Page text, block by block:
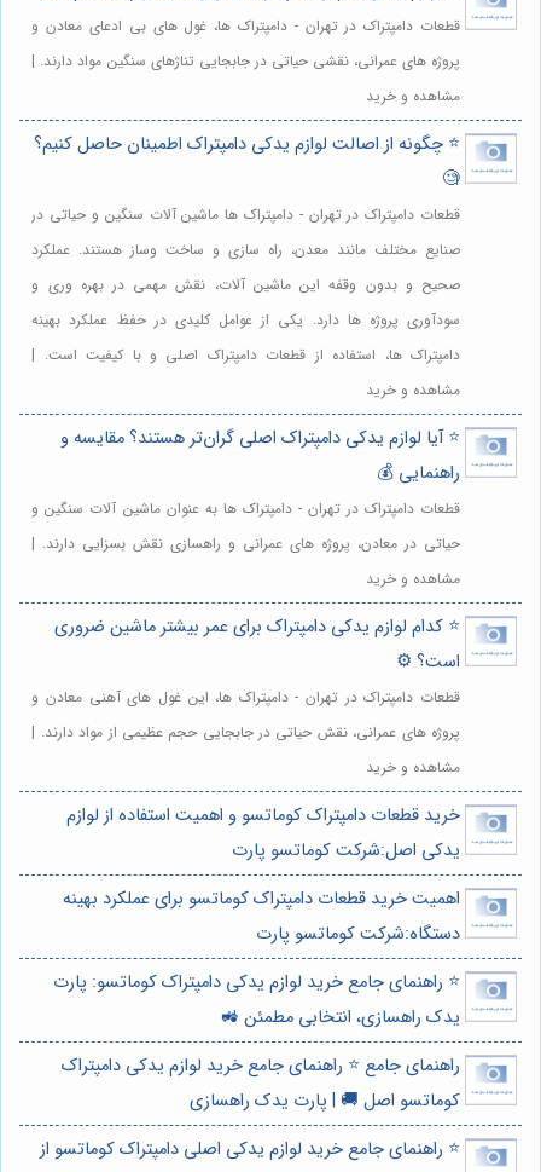
قطعات دامپتراک در تهران - دامپتراک ها، غول های بی ادعای معادن و
پروژه های عمرانی، نقشی حیاتی در جابجایی تناژهای سنگین مواد دارند. |
مشاهده و خرید
⭐️ چگونه از اصالت لوازم یدکی دامپتراک اطمینان حاصل کنیم؟
🧐
قطعات دامپتراک در تهران - دامپتراک ها ماشین آلات سنگین و حیاتی در
صنایع مختلف مانند معدن، راه سازی و ساخت وساز هستند. عملکرد
صحیح و بدون وقفه این ماشین آلات، نقش مهمی در بهره وری و
سودآوری پروژه ها دارد. یکی از عوامل کلیدی در حفظ عملکرد بهینه
دامپتراک ها، استفاده از قطعات دامپتراک اصلی و با کیفیت است. |
مشاهده و خرید
⭐️ آیا لوازم یدکی دامپتراک اصلی گران‌تر هستند؟ مقایسه و
راهنمایی 💰
قطعات دامپتراک در تهران - دامپتراک ها به عنوان ماشین آلات سنگین و
حیاتی در معادن، پروژه های عمرانی و راهسازی نقش بسزایی دارند. |
مشاهده و خرید
⭐️ کدام لوازم یدکی دامپتراک برای عمر بیشتر ماشین ضروری
است؟ ⚙️
قطعات دامپتراک در تهران - دامپتراک ها، این غول های آهنی معادن و
پروژه های عمرانی، نقش حیاتی در جابجایی حجم عظیمی از مواد دارند. |
مشاهده و خرید
خرید قطعات دامپتراک کوماتسو و اهمیت استفاده از لوازم
یدکی اصل:شرکت کوماتسو پارت
اهمیت خرید قطعات دامپتراک کوماتسو برای عملکرد بهینه
دستگاه:شرکت کوماتسو پارت
⭐️ راهنمای جامع خرید لوازم یدکی دامپتراک کوماتسو: پارت
یدک راهسازی، انتخابی مطمئن 🚜
راهنمای جامع ⭐️ راهنمای جامع خرید لوازم یدکی دامپتراک
کوماتسو اصل 🚚 | پارت یدک راهسازی
⭐️ راهنمای جامع خرید لوازم یدکی اصلی دامپتراک کوماتسو از